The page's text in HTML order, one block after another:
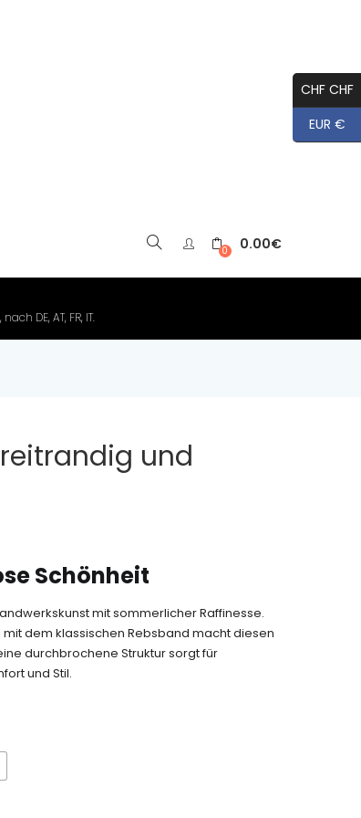
0 0.00€
DE, AT, FR, IT.
und
Schönheit
mit sommerlicher Raffinesse.
dem klassischen Rebsband macht diesen
durchbrochene Struktur sorgt für
und Stil.
CHF CHF
EUR €